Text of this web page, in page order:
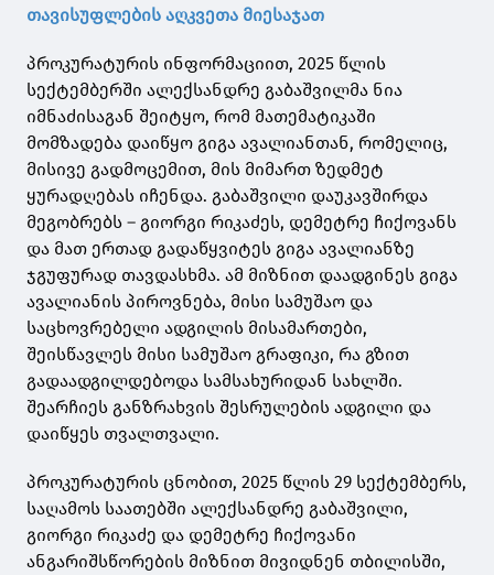
თავისუფლების აღკვეთა მიესაჯათ
პროკურატურის ინფორმაციით, 2025 წლის
სექტემბერში ალექსანდრე გაბაშვილმა ნია
იმნაძისაგან შეიტყო, რომ მათემატიკაში
მომზადება დაიწყო გიგა ავალიანთან, რომელიც,
მისივე გადმოცემით, მის მიმართ ზედმეტ
ყურადღებას იჩენდა. გაბაშვილი დაუკავშირდა
მეგობრებს – გიორგი რიკაძეს, დემეტრე ჩიქოვანს
და მათ ერთად გადაწყვიტეს გიგა ავალიანზე
ჯგუფურად თავდასხმა. ამ მიზნით დაადგინეს გიგა
ავალიანის პიროვნება, მისი სამუშაო და
საცხოვრებელი ადგილის მისამართები,
შეისწავლეს მისი სამუშაო გრაფიკი, რა გზით
გადაადგილდებოდა სამსახურიდან სახლში.
შეარჩიეს განზრახვის შესრულების ადგილი და
დაიწყეს თვალთვალი.
პროკურატურის ცნობით, 2025 წლის 29 სექტემბერს,
საღამოს საათებში ალექსანდრე გაბაშვილი,
გიორგი რიკაძე და დემეტრე ჩიქოვანი
ანგარიშსწორების მიზნით მივიდნენ თბილისში,